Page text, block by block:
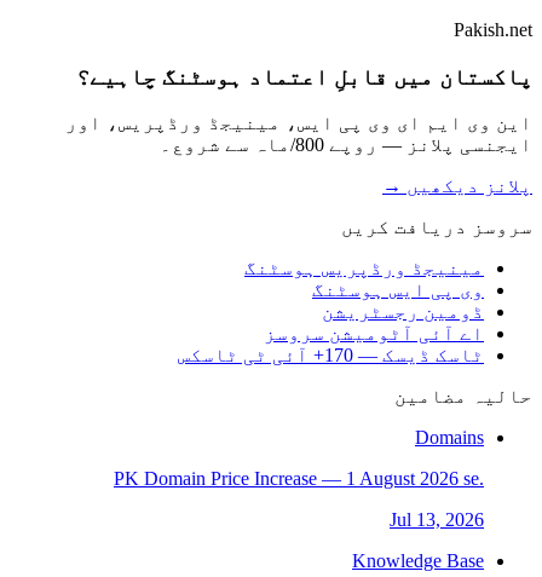
Pakish.net
پاکستان میں قابلِ اعتماد ہوسٹنگ چاہیے؟
این وی ایم ای وی پی ایس، مینیجڈ ورڈپریس، اور
ایجنسی پلانز — روپے 800/ماہ سے شروع۔
پلانز دیکھیں →
سروسز دریافت کریں
مینیجڈ ورڈپریس ہوسٹنگ
وی پی ایس ہوسٹنگ
ڈومین رجسٹریشن
اے آئی آٹومیشن سروسز
ٹاسک ڈیسک — 170+ آئی ٹی ٹاسکس
حالیہ مضامین
Domains
.PK Domain Price Increase — 1 August 2026 se
Jul 13, 2026
Knowledge Base